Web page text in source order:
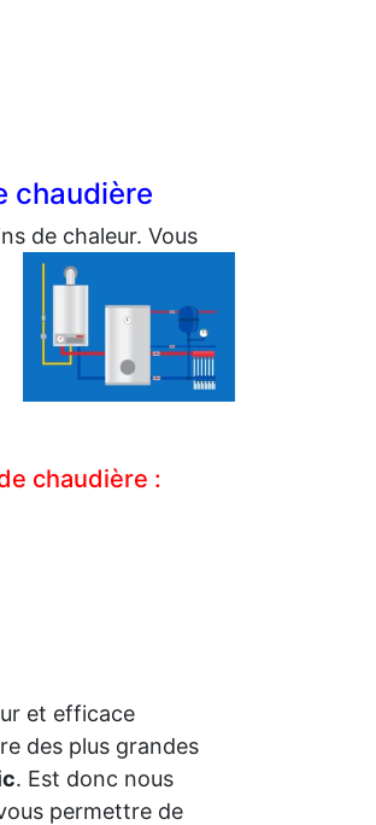
chaudière
de chaleur. Vous
chaudière :
et efficace
des plus grandes
. Est donc nous
permettre de